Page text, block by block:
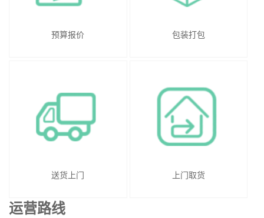
预算报价 包装打包
送货上门 上门取货
运营路线